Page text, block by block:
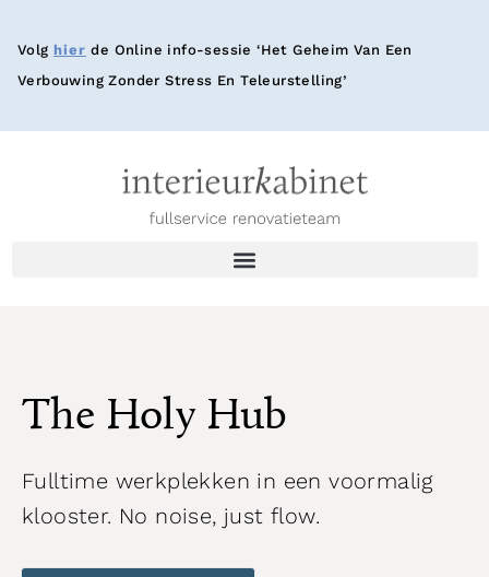
Volg hier de Online info-sessie ‘Het Geheim Van Een
Verbouwing Zonder Stress En Teleurstelling’
The Holy Hub
Fulltime werkplekken in een voormalig
klooster. No noise, just flow.